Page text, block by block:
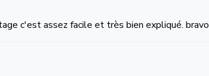
c'est assez facile et très bien expliqué. bravo